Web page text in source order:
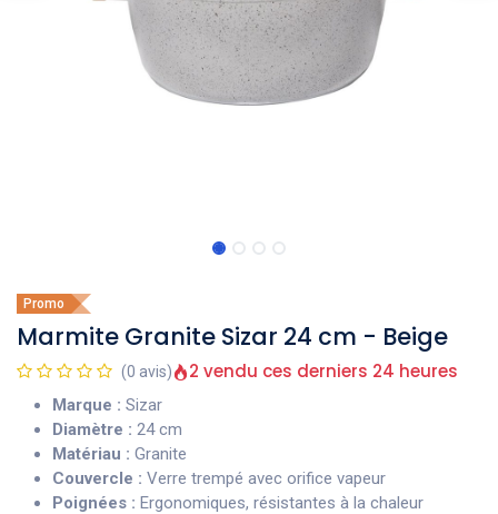
Promo
Marmite Granite Sizar 24 cm - Beige
(0 avis) 2 vendu ces derniers 24 heures
Marque : Sizar
Diamètre : 24 cm
Matériau : Granite
Couvercle : Verre trempé avec orifice vapeur
Poignées : Ergonomiques, résistantes à la chaleur